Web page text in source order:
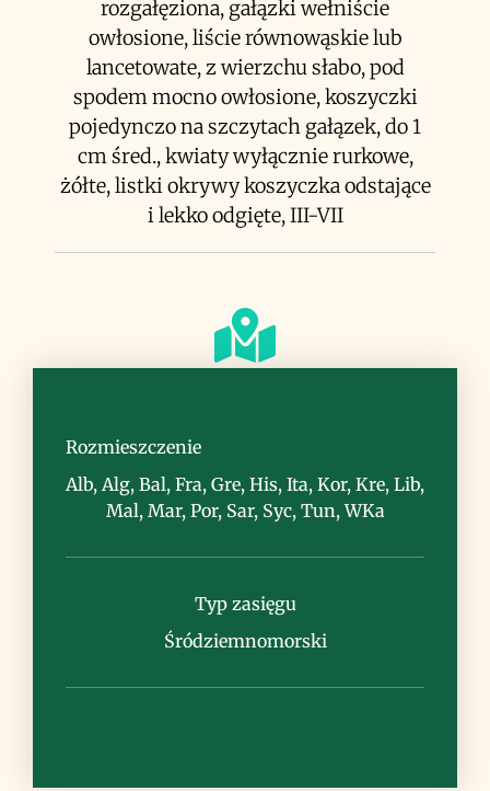
rozgałęziona, gałązki wełniście
owłosione, liście równowąskie lub
lancetowate, z wierzchu słabo, pod
spodem mocno owłosione, koszyczki
pojedynczo na szczytach gałązek, do 1
cm śred., kwiaty wyłącznie rurkowe,
żółte, listki okrywy koszyczka odstające
i lekko odgięte, III-VII
Uwagi
Rozmieszczenie
Alb, Alg, Bal, Fra, Gre, His, Ita, Kor, Kre, Lib,
Mal, Mar, Por, Sar, Syc, Tun, WKa
Typ zasięgu
Śródziemnomorski